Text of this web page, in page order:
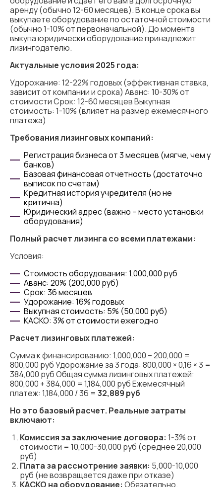
аренду (обычно 12-60 месяцев). В конце срока вы
выкупаете оборудование по остаточной стоимости
(обычно 1-10% от первоначальной). До момента
выкупа юридически оборудование принадлежит
лизингодателю.
Актуальные условия 2025 года:
Удорожание: 12-22% годовых (эффективная ставка,
зависит от компании и срока) Аванс: 10-30% от
стоимости Срок: 12-60 месяцев Выкупная
стоимость: 1-10% (влияет на размер ежемесячного
платежа)
Требования лизинговых компаний:
Регистрация бизнеса от 3 месяцев (мягче, чем у
банков)
Базовая финансовая отчетность (достаточно
выписок по счетам)
Кредитная история учредителя (но не
критична)
Юридический адрес (важно – место установки
оборудования)
Полный расчет лизинга со всеми платежами:
Условия:
Стоимость оборудования: 1,000,000 руб
Аванс: 20% (200,000 руб)
Срок: 36 месяцев
Удорожание: 16% годовых
Выкупная стоимость: 5% (50,000 руб)
КАСКО: 3% от стоимости ежегодно
Расчет лизинговых платежей:
Сумма к финансированию: 1,000,000 – 200,000 =
800,000 руб Удорожание за 3 года: 800,000 × 0,16 × 3 =
384,000 руб Общая сумма лизинговых платежей:
800,000 + 384,000 = 1,184,000 руб Ежемесячный
платеж: 1,184,000 / 36 = 32,889 руб
Но это базовый расчет. Реальные затраты
включают:
Комиссия за заключение договора: 1-3% от
стоимости = 10,000-30,000 руб (среднее 20,000
руб)
Плата за рассмотрение заявки: 5,000-10,000
руб (не возвращается даже при отказе)
КАСКО на оборудование: Обязательно.